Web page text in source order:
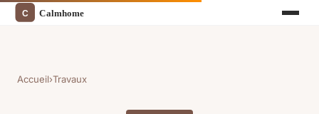
Accueil›Travaux